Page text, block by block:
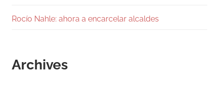
Rocío Nahle: ahora a encarcelar alcaldes
Archives